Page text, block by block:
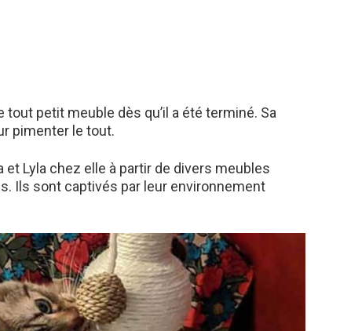
petit meuble dès qu’il a été terminé. Sa
pimenter le tout.
et Lyla chez elle à partir de divers meubles
Ils sont captivés par leur environnement